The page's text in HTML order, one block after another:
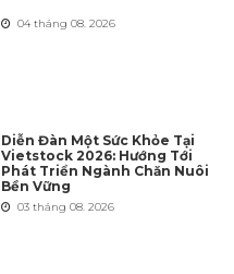
04 tháng 08. 2026
Diễn Đàn Một Sức Khỏe Tại
Vietstock 2026: Hướng Tới
Phát Triển Ngành Chăn Nuôi
Bền Vững
03 tháng 08. 2026